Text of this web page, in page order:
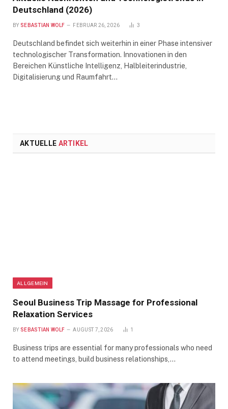
Deutschland (2026)
BY SEBASTIAN WOLF FEBRUAR 26, 2026 3
Deutschland befindet sich weiterhin in einer Phase intensiver
technologischer Transformation. Innovationen in den
Bereichen Künstliche Intelligenz, Halbleiterindustrie,
Digitalisierung und Raumfahrt…
AKTUELLE ARTIKEL
ALLGEMEIN
Seoul Business Trip Massage for Professional
Relaxation Services
BY SEBASTIAN WOLF AUGUST 7, 2026 1
Business trips are essential for many professionals who need
to attend meetings, build business relationships,…